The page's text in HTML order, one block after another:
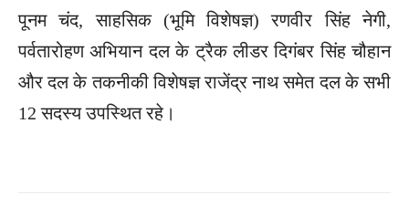
पूनम चंद, साहसिक (भूमि विशेषज्ञ) रण‌वीर सिंह नेगी,
पर्वतारोहण अभियान दल के ट्रैक लीडर दिगंबर सिंह चौहान
और दल के तकनीकी विशेषज्ञ राजेंद्र नाथ समेत दल के सभी
12 सदस्य उपस्थित रहे।